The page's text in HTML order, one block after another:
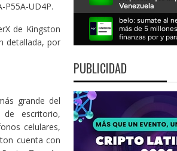
P55A-UD4P.
de Kingston
detallada, por
grande del
escritorio,
celulares,
cuenta con
PUBLICIDAD